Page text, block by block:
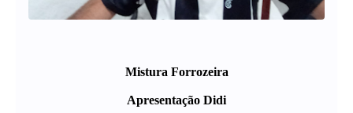
Mistura Forrozeira
Apresentação Didi